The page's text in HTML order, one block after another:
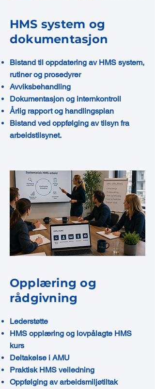
HMS system og
dokumentasjon
Bistand til oppdatering av HMS system,
rutiner og prosedyrer
Avviksbehandling
Dokumentasjon og internkontroll
Årlig rapport og handlingsplan
Bistand ved oppfølging av tilsyn fra
arbeidstilsynet.
Opplæring og
rådgivning
Lederstøtte
HMS opplæring og lovpålagte HMS
kurs
Deltakelse i AMU
Praktisk HMS veiledning
Oppfølging av arbeidsmiljøtiltak